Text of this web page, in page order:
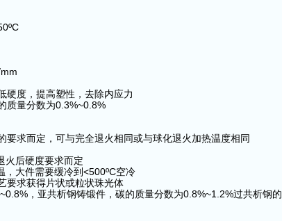
硬度，提高塑性，去除内应力
质量分数为0.3%~0.8%
要求而定，可与完全退火相同或与球化退火加热温度相同
后硬度要求而定
件需要缓冷到<500ºC空冷
要求获得片状或粒状珠光体
，亚共析钢铸锻件，碳的质量分数为0.8%~1.2%过共析钢的